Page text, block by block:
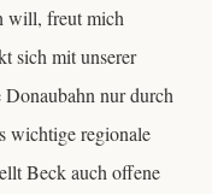
will, freut mich
sich mit unserer
nur durch
wichtige regionale
Beck auch offene